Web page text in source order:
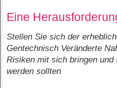
Eine
Stellen Sie sich der
Gentechnisch Veränderte
Risiken mit sich bringen
werden sollten